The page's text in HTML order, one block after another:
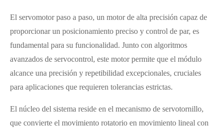
El servomotor paso a paso, un motor de alta precisión capaz de
proporcionar un posicionamiento preciso y control de par, es
fundamental para su funcionalidad. Junto con algoritmos
avanzados de servocontrol, este motor permite que el módulo
alcance una precisión y repetibilidad excepcionales, cruciales
para aplicaciones que requieren tolerancias estrictas.
El núcleo del sistema reside en el mecanismo de servotornillo,
que convierte el movimiento rotatorio en movimiento lineal con